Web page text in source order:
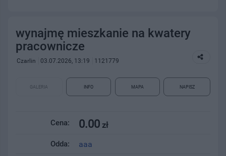
wynajmę mieszkanie na kwatery
pracownicze
Czarlin 03.07.2026, 13:19 1121779
GALERIA INFO MAPA NAPISZ
Cena: 0.00 zł
Odda: aaa